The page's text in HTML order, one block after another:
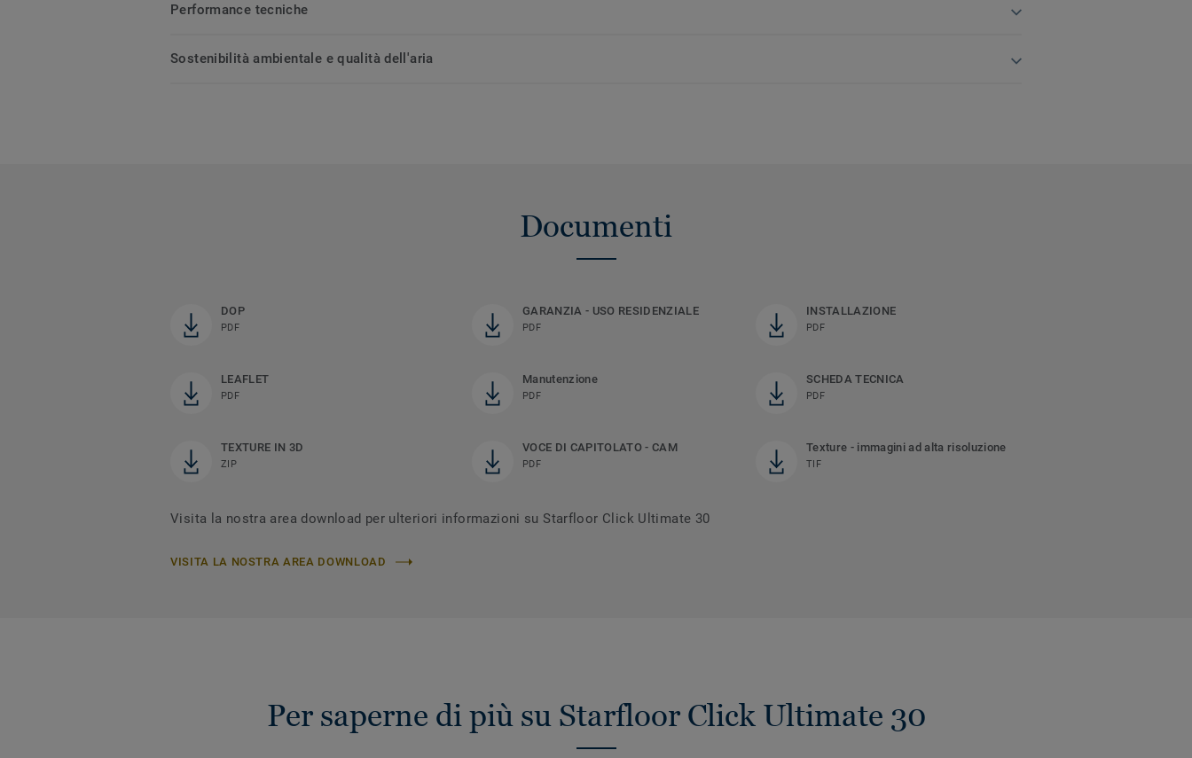
Performance tecniche
Sostenibilità ambientale e qualità dell'aria
Documenti
DOP
PDF
GARANZIA - USO RESIDENZIALE
PDF
INSTALLAZIONE
PDF
LEAFLET
PDF
Manutenzione
PDF
SCHEDA TECNICA
PDF
TEXTURE IN 3D
ZIP
VOCE DI CAPITOLATO - CAM
PDF
Texture - immagini ad alta risoluzione
TIF
Visita la nostra area download per ulteriori informazioni su Starfloor Click Ultimate 30
VISITA LA NOSTRA AREA DOWNLOAD
Per saperne di più su Starfloor Click Ultimate 30